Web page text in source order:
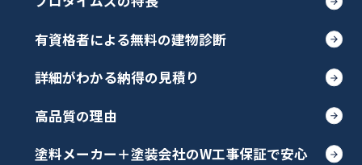
有資格者による無料の建物診断
詳細がわかる納得の見積り
高品質の理由
塗料メーカー＋塗装会社のW工事保証で安心